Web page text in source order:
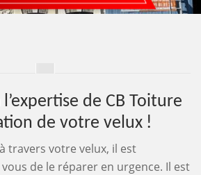
de CB Toiture
de votre velux !
à travers votre velux, il est
de le réparer en urgence. Il est